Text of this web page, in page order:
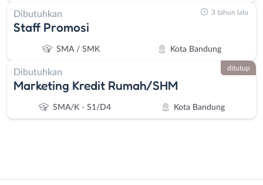
Dibutuhkan
Staff Promosi
SMA / SMK Kota Bandung
3 tahun lalu
Dibutuhkan
Marketing Kredit Rumah/SHM
SMA/K - S1/D4 Kota Bandung
ditutup
Administrasi
Bandung